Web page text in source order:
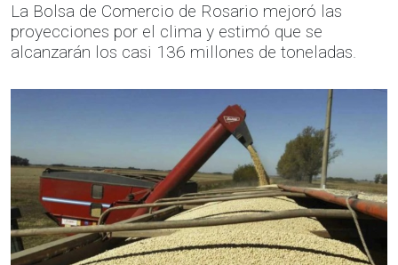
La Bolsa de Comercio de Rosario mejoró las
proyecciones por el clima y estimó que se
alcanzarán los casi 136 millones de toneladas.